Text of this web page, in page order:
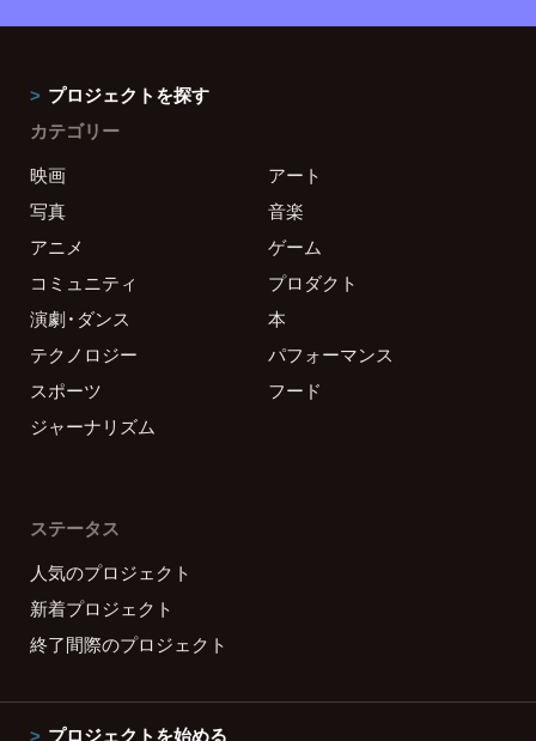
プロジェクトを探す
カテゴリー
映画
アート
写真
音楽
アニメ
ゲーム
コミュニティ
プロダクト
演劇・ダンス
本
テクノロジー
パフォーマンス
スポーツ
フード
ジャーナリズム
ステータス
人気のプロジェクト
新着プロジェクト
終了間際のプロジェクト
プロジェクトを始める